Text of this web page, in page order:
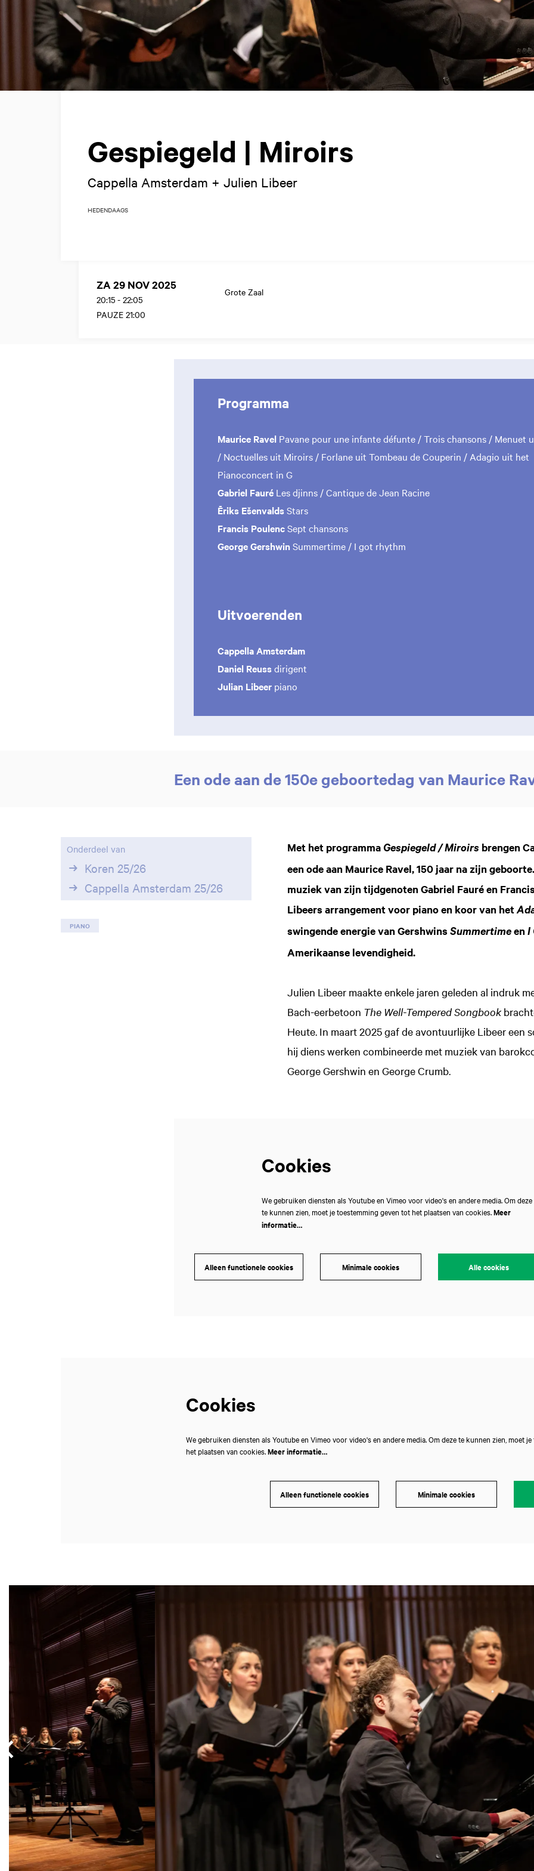
Gespiegeld | Miroirs
Cappella Amsterdam + Julien Libeer
HEDENDAAGS
ZA 29 NOV 2025
20:15 - 22:05
PAUZE 21:00
Grote Zaal
Programma
Maurice Ravel Pavane pour une infante défunte / Trois chansons / Menuet
/ Noctuelles uit Miroirs / Forlane uit Tombeau de Couperin / Adagio uit het
Pianoconcert in G
Gabriel Fauré Les djinns / Cantique de Jean Racine
Ēriks EšenvaldsStars
Francis PoulencSept chansons
George GershwinSummertime / I got rhythm
Uitvoerenden
Cappella Amsterdam
Daniel Reussdirigent
Julian Libeer piano
Een ode aan de 150e geboortedag van Maurice
Met het programma Gespiegeld / Miroirs brengen
een ode aan Maurice Ravel, 150 jaar na zijn
muziek van zijn tijdgenoten Gabriel Fauré en
Libeers arrangement voor piano en koor van het
swingende energie van Gershwins Summertimeen I
Amerikaanse levendigheid.
Julien Libeer maakte enkele jaren geleden al indruk
Bach-eerbetoon The Well-Tempered Songbook
Heute. In maart 2025 gaf de avontuurlijke Libeer een
hij diens werken combineerde met muziek van
George Gershwin en George Crumb.
Onderdeel van
Koren 25/26
Cappella Amsterdam 25/26
PIANO
Cookies
We gebruiken diensten als Youtube en Vimeo voor video's en andere media. Om deze
te kunnen zien, moet je toestemming geven tot het plaatsen van cookies.Meer
informatie…
Alleen functionele cookies Minimale cookies Alle cookies
Cookies
We gebruiken diensten als Youtube en Vimeo voor video's en andere media. Om deze te kunnen zien, moet
het plaatsen van cookies.Meer informatie…
Alleen functionele cookies Minimale cookies